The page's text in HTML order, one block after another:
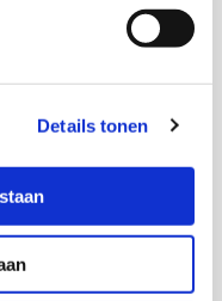
Details tonen